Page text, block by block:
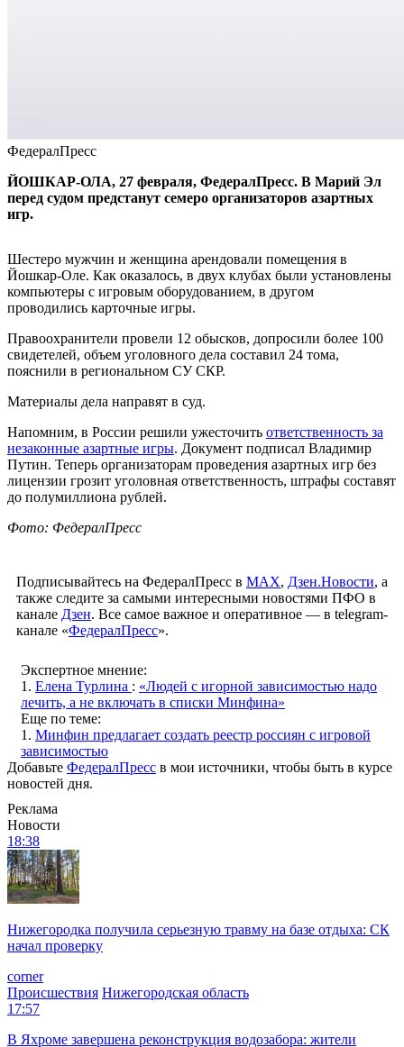
ФедералПресс
ЙОШКАР-ОЛА, 27 февраля, ФедералПресс. В Марий Эл
перед судом предстанут семеро организаторов азартных
игр.
Шестеро мужчин и женщина арендовали помещения в
Йошкар-Оле. Как оказалось, в двух клубах были установлены
компьютеры с игровым оборудованием, в другом
проводились карточные игры.
Правоохранители провели 12 обысков, допросили более 100
свидетелей, объем уголовного дела составил 24 тома,
пояснили в региональном СУ СКР.
Материалы дела направят в суд.
Напомним, в России решили ужесточить ответственность за
незаконные азартные игры. Документ подписал Владимир
Путин. Теперь организаторам проведения азартных игр без
лицензии грозит уголовная ответственность, штрафы составят
до полумиллиона рублей.
Фото: ФедералПресс
Подписывайтесь на ФедералПресс в МАХ, Дзен.Новости, а
также следите за самыми интересными новостями ПФО в
канале Дзен. Все самое важное и оперативное — в telegram-
канале «ФедералПресс».
Экспертное мнение:
1. Елена Турлина : «Людей с игорной зависимостью надо
лечить, а не включать в списки Минфина»
Еще по теме:
1. Минфин предлагает создать реестр россиян с игровой
зависимостью
Добавьте ФедералПресс в мои источники, чтобы быть в курсе
новостей дня.
Реклама
Новости
18:38
Нижегородка получила серьезную травму на базе отдыха: СК
начал проверку
corner
Происшествия Нижегородская область
17:57
В Яхроме завершена реконструкция водозабора: жители